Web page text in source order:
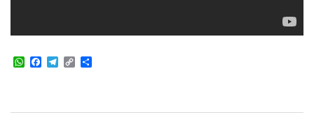
WhatsApp
Facebook
Telegram
Copy